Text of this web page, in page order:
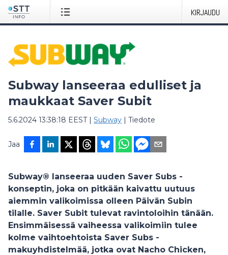
KIRJAUDU
Subway lanseeraa edulliset ja
maukkaat Saver Subit
5.6.2024 13:38:18 EEST| Subway | Tiedote
Jaa
Subway® lanseeraa uuden Saver Subs -
konseptin, joka on pitkään kaivattu uutuus
aiemmin valikoimissa olleen Päivän Subin
tilalle. Saver Subit tulevat ravintoloihin tänään.
Ensimmäisessä vaiheessa valikoimiin tulee
kolme vaihtoehtoista Saver Subs -
makuyhdistelmää, jotka ovat Nacho Chicken,